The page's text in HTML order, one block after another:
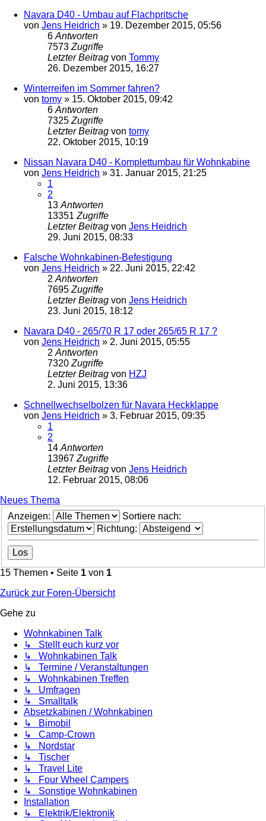
Navara D40 - Umbau auf Flachpritsche
von Jens Heidrich » 19. Dezember 2015, 05:56
6 Antworten
7573 Zugriffe
Letzter Beitrag von Tommy
26. Dezember 2015, 16:27
Winterreifen im Sommer fahren?
von tomy » 15. Oktober 2015, 09:42
6 Antworten
7325 Zugriffe
Letzter Beitrag von tomy
22. Oktober 2015, 10:19
Nissan Navara D40 - Komplettumbau für Wohnkabine
von Jens Heidrich » 31. Januar 2015, 21:25
1
2
13 Antworten
13351 Zugriffe
Letzter Beitrag von Jens Heidrich
29. Juni 2015, 08:33
Falsche Wohnkabinen-Befestigung
von Jens Heidrich » 22. Juni 2015, 22:42
2 Antworten
7695 Zugriffe
Letzter Beitrag von Jens Heidrich
23. Juni 2015, 18:12
Navara D40 - 265/70 R 17 oder 265/65 R 17 ?
von Jens Heidrich » 2. Juni 2015, 05:55
2 Antworten
7320 Zugriffe
Letzter Beitrag von HZJ
2. Juni 2015, 13:36
Schnellwechselbolzen für Navara Heckklappe
von Jens Heidrich » 3. Februar 2015, 09:35
1
2
14 Antworten
13967 Zugriffe
Letzter Beitrag von Jens Heidrich
12. Februar 2015, 08:06
Neues Thema
Anzeigen:
Sortiere nach:
Richtung:
15 Themen • Seite 1 von 1
Zurück zur Foren-Übersicht
Gehe zu
Wohnkabinen Talk
↳ Stellt euch kurz vor
↳ Wohnkabinen Talk
↳ Termine / Veranstaltungen
↳ Wohnkabinen Treffen
↳ Umfragen
↳ Smalltalk
Absetzkabinen / Wohnkabinen
↳ Bimobil
↳ Camp-Crown
↳ Nordstar
↳ Tischer
↳ Travel Lite
↳ Four Wheel Campers
↳ Sonstige Wohnkabinen
Installation
↳ Elektrik/Elektronik